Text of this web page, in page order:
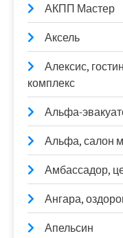
АКПП Мастер
Аксель
Алексис,
комплекс
Альфа-
Альфа, салон
Амбассадор,
Ангара,
Апельсин